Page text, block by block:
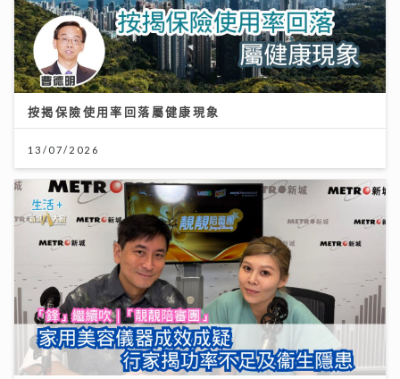
按揭保險使用率回落屬健康現象
13/07/2026